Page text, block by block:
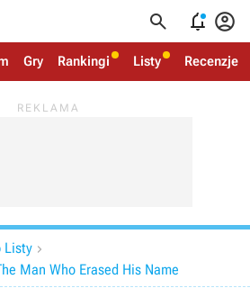
  
Gry Rankingi Listy Recenzje
Listy 
Man Who Erased His Name